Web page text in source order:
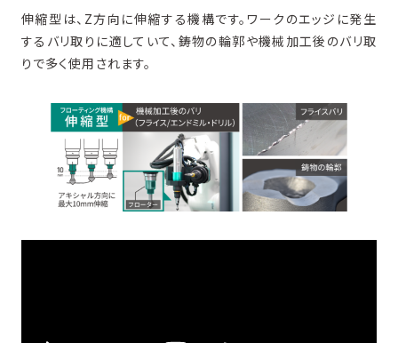
伸縮型は、Z方向に伸縮する機構です。ワークのエッジに発生
するバリ取りに適していて、鋳物の輪郭や機械加工後のバリ取
りで多く使用されます。